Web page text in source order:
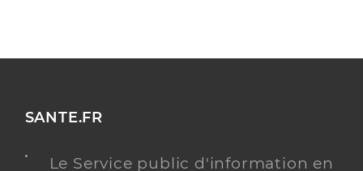
SANTE.FR
Le Service public d'information en